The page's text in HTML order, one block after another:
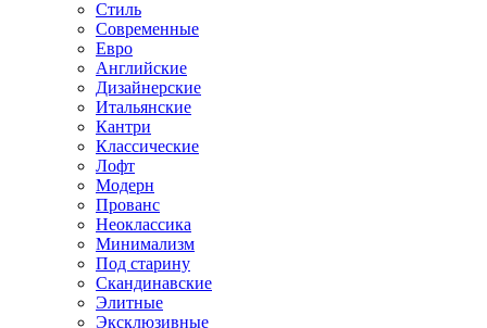
Стиль
Современные
Евро
Английские
Дизайнерские
Итальянские
Кантри
Классические
Лофт
Модерн
Прованс
Неоклассика
Минимализм
Под старину
Скандинавские
Элитные
Эксклюзивные